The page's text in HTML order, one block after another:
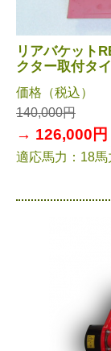
リアバケット
クター取付タイ
価格（税込）
140,000円
→ 126,000円
適応馬力：18馬